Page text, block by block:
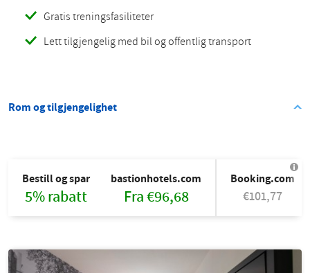
Gratis treningsfasiliteter
Lett tilgjengelig med bil og offentlig transport
Rom og tilgjengelighet
Bestill og spar
5% rabatt
bastionhotels.com
Fra €96,68
Booking.com
€101,77